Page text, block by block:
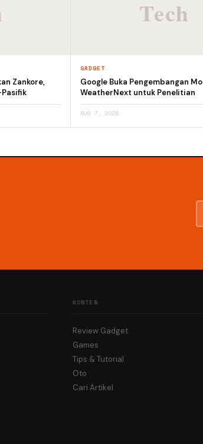
Zankore,
GADGET
Google Buka Pengembangan
WeatherNext untuk Penelitian
AUG 7, 2026
KONTEN
Review Gadget
Games
Tips & Tutorial
Oto
Cari Artikel